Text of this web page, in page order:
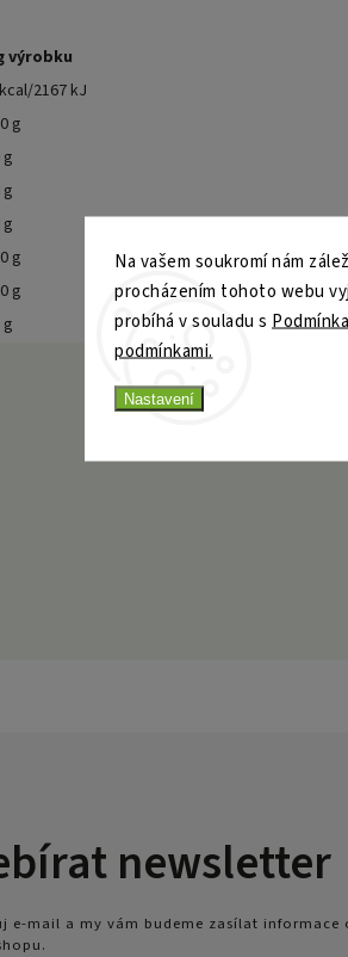
Na vašem soukromí nám
procházením tohoto webu
probíhá v souladu s
podmínkami.
Nastavení
výrobku
2167 kJ
g
g
g
g
g
g
g
newsletter
e-mail a my vám budeme zasílat informace